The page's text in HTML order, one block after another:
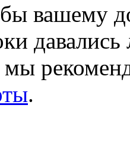
вашему
давались
мы
.